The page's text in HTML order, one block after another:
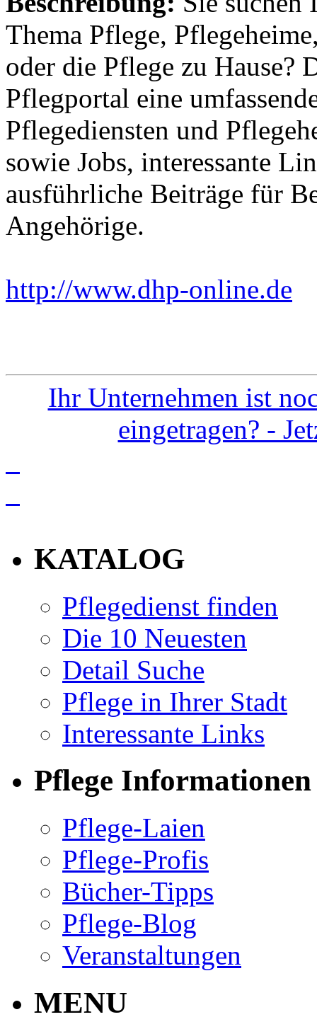
Thema Pflege,
oder die Pflege zu Hause?
Pflegportal eine
Pflegediensten und
sowie Jobs, interessante
ausführliche Beiträge für
Angehörige.
http://www.dhp-online.de
Ihr Unternehmen ist
eingetragen? -
KATALOG
Pflegedienst finden
Die 10 Neuesten
Detail Suche
Pflege in Ihrer Stadt
Interessante Links
Pflege Informationen
Pflege-Laien
Pflege-Profis
Bücher-Tipps
Pflege-Blog
Veranstaltungen
MENU